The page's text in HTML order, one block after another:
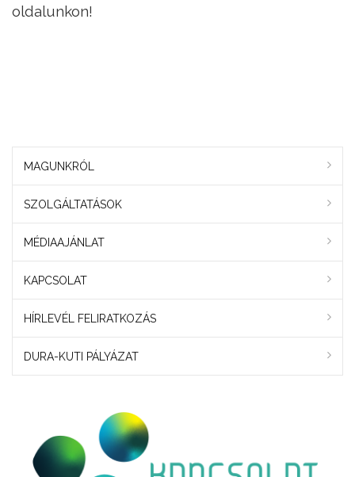
oldalunkon!
MAGUNKRÓL
SZOLGÁLTATÁSOK
MÉDIAAJÁNLAT
KAPCSOLAT
HÍRLEVÉL FELIRATKOZÁS
DURA-KUTI PÁLYÁZAT